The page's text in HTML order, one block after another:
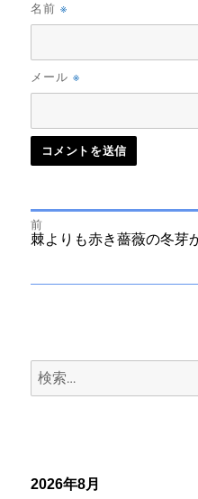
名前※
メール※
投
ゲ
前
前
の
棘よりも赤き薔薇の冬芽
検
索:
2026年8月